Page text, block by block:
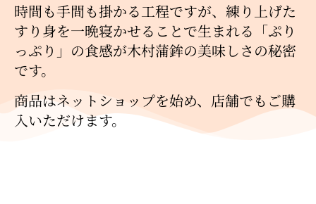
時間も手間も掛かる工程ですが、練り上げた
すり身を一晩寝かせることで生まれる「ぷり
っぷり」の食感が木村蒲鉾の美味しさの秘密
です。
商品はネットショップを始め、店舗でもご購
入いただけます。